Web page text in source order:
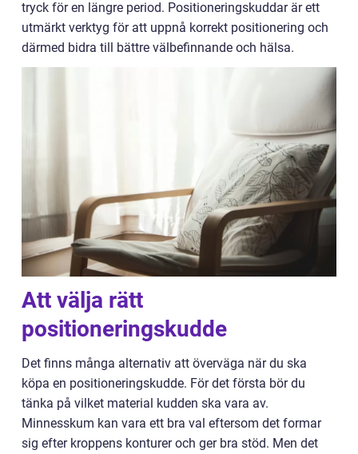
tryck för en längre period. Positioneringskuddar är ett
utmärkt verktyg för att uppnå korrekt positionering och
därmed bidra till bättre välbefinnande och hälsa.
Att välja rätt
positioneringskudde
Det finns många alternativ att överväga när du ska
köpa en positioneringskudde. För det första bör du
tänka på vilket material kudden ska vara av.
Minnesskum kan vara ett bra val eftersom det formar
sig efter kroppens konturer och ger bra stöd. Men det